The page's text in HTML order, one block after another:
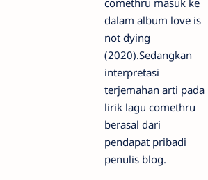
dalam album love is
not dying
(2020).Sedangkan
interpretasi
terjemahan arti pada
lirik lagu comethru
berasal dari
pendapat pribadi
penulis blog.